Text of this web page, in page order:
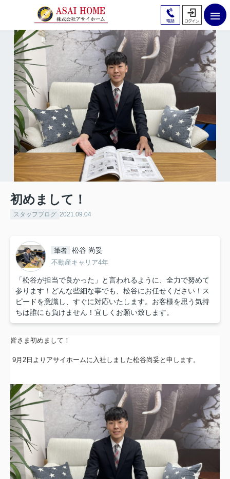
初めまして！
スタッフブログ 2021.09.04
筆者 松谷 尚妥
不動産キャリア4年
「松谷が担当で良かった」と言われるように、全力で努めて
参ります！どんな些細な事でも、松谷にお任せください！ス
ピードを意識し、すぐに対応いたします。お客様を思う気持
ちは誰にも負けません！宜しくお願い致します。
皆さま初めまして！
9月2日よりアサイホームに入社しました松谷尚妥と申します。